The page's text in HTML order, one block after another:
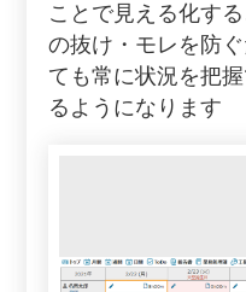
ことで見える化す
の抜け・モレを防
ても常に状況を把
るようになります